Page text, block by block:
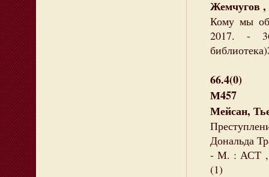
Жемчугов ,
Кому мы
2017. -
66.4(0)
М457
Мейсан,
Дональда
- М. : АСТ ,
(1)